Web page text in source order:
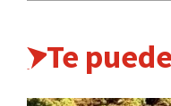
Te